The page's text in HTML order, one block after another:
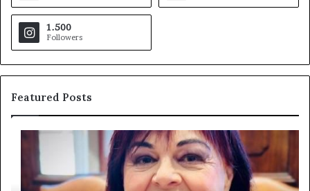
1.500
Followers
Featured Posts
Pezzopane
“Comandante